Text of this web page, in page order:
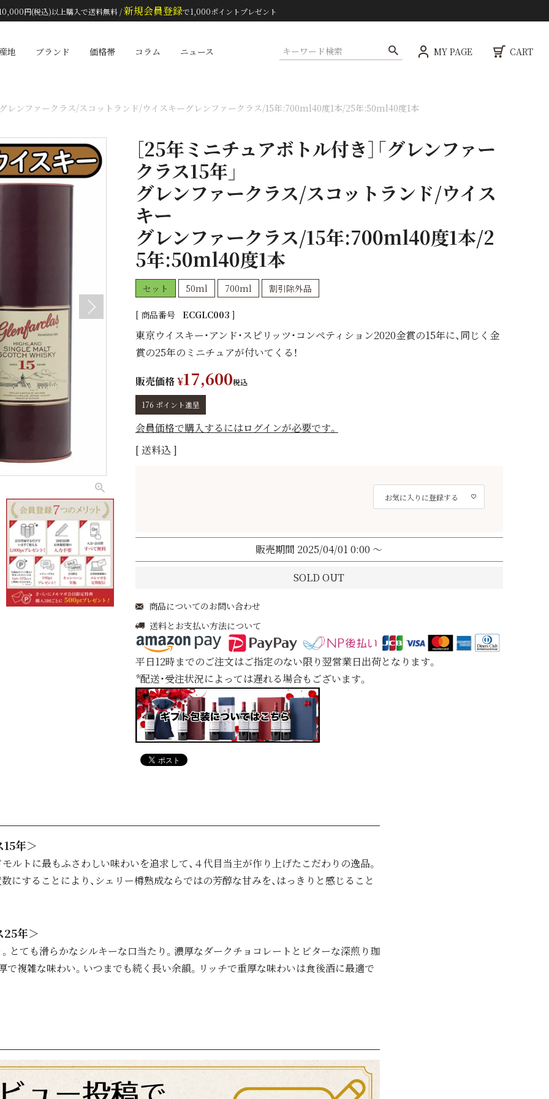
円(税込)以上購入で送料無料 /新規会員登録で1,000ポイントプレゼント
地 ブランド 価格帯 コラム ニュース
検索 MY PAGE CART
グレンファークラス/スコットランド/ウイスキーグレンファークラス/15年:700ml40度1本/25年:50ml40度1本
［25年ミニチュアボトル付き］「グレンファー
クラス15年」
グレンファークラス/スコットランド/ウイス
キー
グレンファークラス/15年:700ml40度1本/2
5年:50ml40度1本
セット 50ml 700ml 割引除外品
商品番号 ECGLC003
東京ウイスキー・アンド・スピリッツ・コンペティション2020金賞の15年に、同じく金
賞の25年のミニチュアが付いてくる！
販売価格¥17,600税込
176 ポイント進呈
会員価格で購入するにはログインが必要です。
送料込
お気に入りに登録する
販売期間 2025/04/01 0:00 〜
SOLD OUT
商品についてのお問い合わせ
送料とお支払い方法について
平日12時までのご注文はご指定のない限り翌営業日出荷となります。
*配送・受注状況によっては遅れる場合もございます。
年＞
ルトに最もふさわしい味わいを追求して、４代目当主が作り上げたこだわりの逸品。
にすることにより、シェリー樽熟成ならではの芳醇な甘みを、はっきりと感じること
25年＞
とても滑らかなシルキーな口当たり。濃厚なダークチョコレートとビターな深煎り珈
で複雑な味わい。いつまでも続く長い余韻。リッチで重厚な味わいは食後酒に最適で